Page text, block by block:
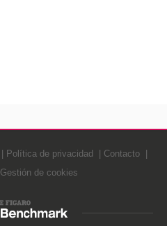
Política de privacidad
Contacto
Gestión de cookies